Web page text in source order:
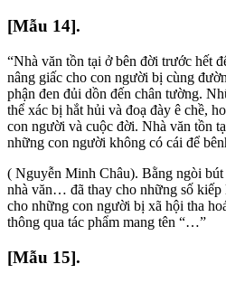
[Mẫu 14].
“Nhà văn tồn tại ở bên đời trước hết
nâng giấc cho con người bị cùng
phận đen đủi dồn đến chân tường.
thể xác bị hắt hủi và đoạ đày ê chề,
con người và cuộc đời. Nhà văn tồn
những con người không có cái để
( Nguyễn Minh Châu). Bằng ngòi bút
nhà văn… đã thay cho những số kiếp
cho những con người bị xã hội tha
thông qua tác phẩm mang tên “…”
[Mẫu 15].